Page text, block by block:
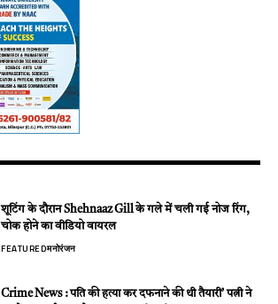
शूटिंग के दौरान Shehnaaz Gill के गले में चली गई नोज रिंग,
चोक होने का वीडियो वायरल
FEATUREDमनोरंजन
Crime News : पति की हत्या कर दफनाने की थी तैयारी’ पत्नी ने